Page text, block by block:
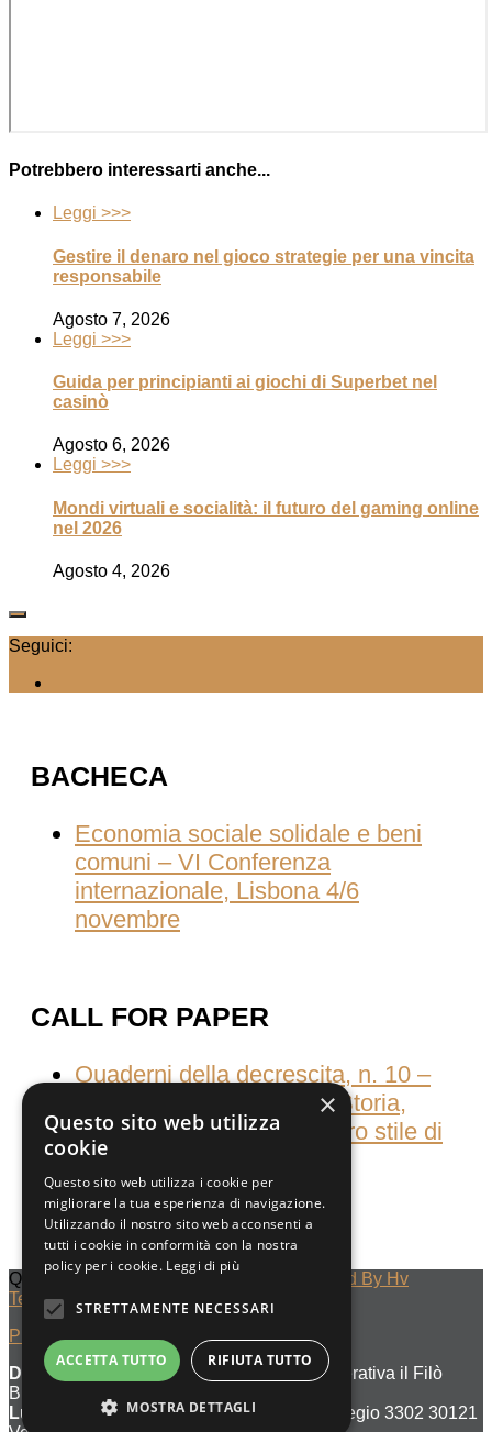
Potrebbero interessarti anche...
Leggi >>>
Gestire il denaro nel gioco strategie per una vincita
responsabile
Agosto 7, 2026
Leggi >>>
Guida per principianti ai giochi di Superbet nel
casinò
Agosto 6, 2026
Leggi >>>
Mondi virtuali e socialità: il futuro del gaming online
nel 2026
Agosto 4, 2026
Seguici:
BACHECA
Economia sociale solidale e beni
comuni – VI Conferenza
internazionale, Lisbona 4/6
novembre
CALL FOR PAPER
Quaderni della decrescita, n. 10 –
Consumati dal consumo Storia,
culture e pratiche del nostro stile di
vita
Quaderni Della Decrescita © 2023
Designed By Hv
Technology
Privacy Policy
Denominazione di editore :
Società Cooperativa il Filò
BDES
Luogo di pubblicazione :Venezia Cannaregio 3302 30121
×
Questo sito web utilizza
cookie
Questo sito web utilizza i cookie per
migliorare la tua esperienza di navigazione.
Utilizzando il nostro sito web acconsenti a
tutti i cookie in conformità con la nostra
policy per i cookie. Leggi di più
STRETTAMENTE NECESSARI
ACCETTA TUTTO RIFIUTA TUTTO
MOSTRA DETTAGLI